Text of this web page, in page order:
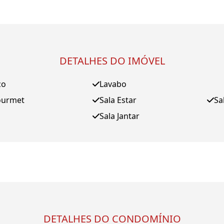
DETALHES DO IMÓVEL
Lavabo
Sala Estar
Sala Jantar
DETALHES DO CONDOMÍNIO